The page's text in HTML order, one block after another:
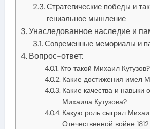
Стратегические победы и
гениальное мышление
Унаследованное наследие и
Современные мемориалы и
Вопрос-ответ:
Кто такой Михаил Кутузов?
Какие достижения имел
Какие качества и навыки
Михаила Кутузова?
Какую роль сыграл
Отечественной войне